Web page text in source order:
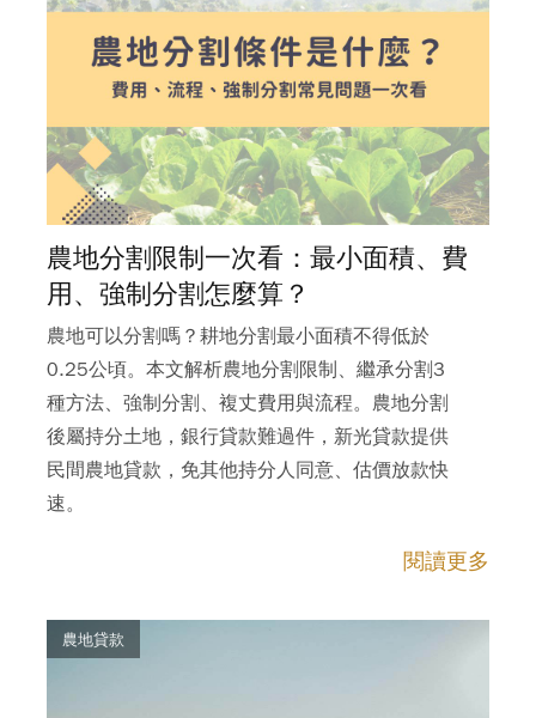
農地分割限制一次看：最小面積、費
用、強制分割怎麼算？
農地可以分割嗎？耕地分割最小面積不得低於
0.25公頃。本文解析農地分割限制、繼承分割3
種方法、強制分割、複丈費用與流程。農地分割
後屬持分土地，銀行貸款難過件，新光貸款提供
民間農地貸款，免其他持分人同意、估價放款快
速。
閱讀更多
農地貸款